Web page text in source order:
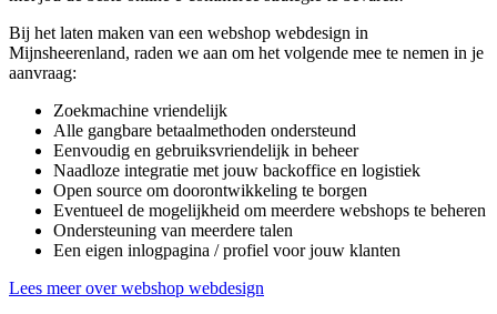
Bij het laten maken van een webshop webdesign in
Mijnsheerenland, raden we aan om het volgende mee te nemen in je
aanvraag:
Zoekmachine vriendelijk
Alle gangbare betaalmethoden ondersteund
Eenvoudig en gebruiksvriendelijk in beheer
Naadloze integratie met jouw backoffice en logistiek
Open source om doorontwikkeling te borgen
Eventueel de mogelijkheid om meerdere webshops te beheren
Ondersteuning van meerdere talen
Een eigen inlogpagina / profiel voor jouw klanten
Lees meer over webshop webdesign